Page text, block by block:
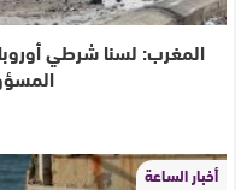
المغرب: لسنا شرطي
أخبار الساعة